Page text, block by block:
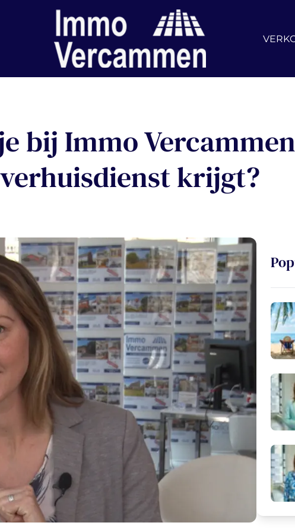
bij Immo
verhuisdienst krijgt?